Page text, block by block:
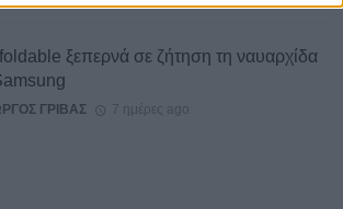
ξεπερνά σε ζήτηση τη ναυαρχίδα
ΓΡΊΒΑΣ 7 ημέρες ago